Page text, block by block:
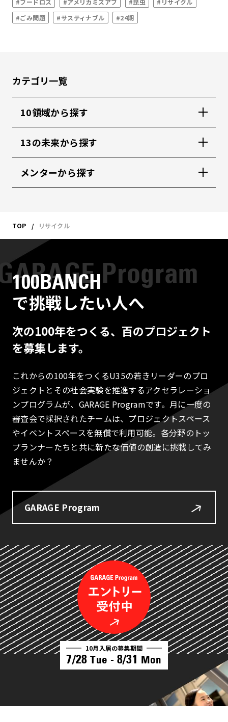
#フードロス #アメリカミズアブ #昆虫
#リサイクル
#ごみ問題
#サスティナブル #24期
カテゴリ一覧
10領域から探す
13の未来から探す
メンターから探す
TOP リサイクル
100BANCH
で挑戦したい人へ
次の100年をつくる、百のプロジェクト
を募集します。
これからの100年をつくるU35の若きリーダーのプロ
ジェクトとその社会実験を推進するアクセラレーショ
ンプログラムが、GARAGE Programです。月に一度の
審査会で採択されたチームは、プロジェクトスペース
やイベントスペースを無償で利用可能。各分野のトッ
プランナーたちと共に新たな価値の創造に挑戦してみ
ませんか？
GARAGE Program
10月入居の募集期間
7/28 Tue - 8/31 Mon